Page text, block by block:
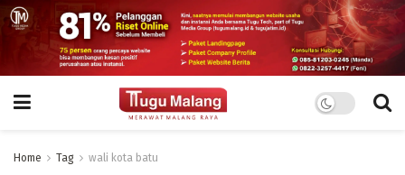
Home Tag wali kota batu